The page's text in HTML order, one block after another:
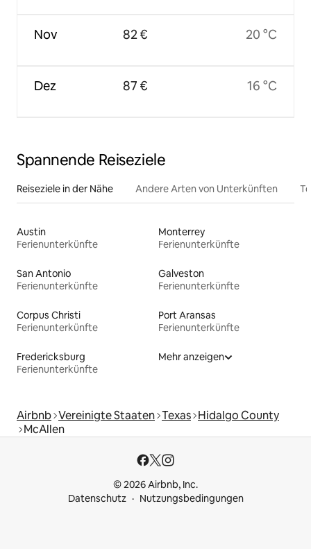
Nov
Dez
82 €
87 €
20 °C
16 °C
Spannende Reiseziele
Reiseziele in der Nähe Andere Arten von Unterkünften
Austin
Ferienunterkünfte
Monterrey
Ferienunterkünfte
San Antonio
Ferienunterkünfte
Galveston
Ferienunterkünfte
Corpus Christi
Ferienunterkünfte
Port Aransas
Ferienunterkünfte
Fredericksburg
Ferienunterkünfte
Mehr anzeigen
Airbnb Vereinigte Staaten Texas Hidalgo County
McAllen
© 2026 Airbnb, Inc.
Datenschutz
Nutzungsbedingungen